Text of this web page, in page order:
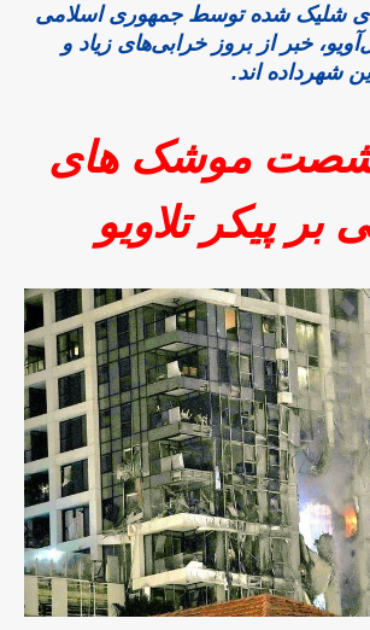
شلیک شده توسط جمهوری اسلامی
خبر از بروز خرابی‌های زیاد و
شهرداده اند.
موشک های
بر پیکر تلاویو